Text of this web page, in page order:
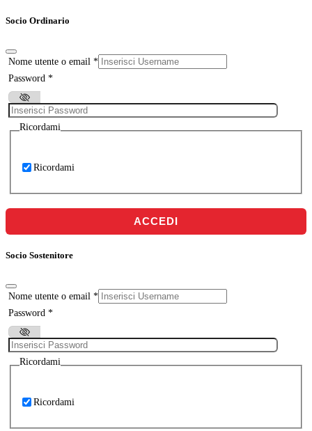
Socio Ordinario
Nome utente o email *
Password *
Ricordami
Ricordami
ACCEDI
Socio Sostenitore
Nome utente o email *
Password *
Ricordami
Ricordami